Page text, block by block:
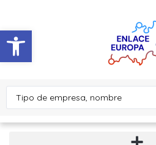
Abrir barra de herramientas